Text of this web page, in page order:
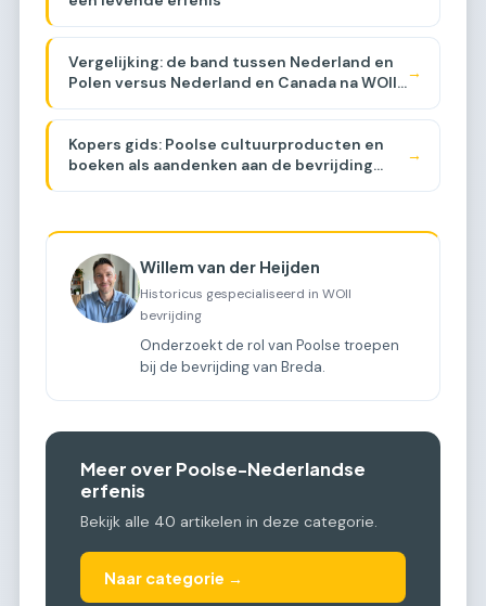
Vergelijking: de band tussen Nederland en
Polen versus Nederland en Canada na WOII
→
Kopers gids: Poolse cultuurproducten en
boeken als aandenken aan de bevrijding
→
Willem van der Heijden
Historicus gespecialiseerd in WOII
bevrijding
Onderzoekt de rol van Poolse troepen
bij de bevrijding van Breda.
Meer over Poolse-Nederlandse
erfenis
Bekijk alle 40 artikelen in deze categorie.
Naar categorie →